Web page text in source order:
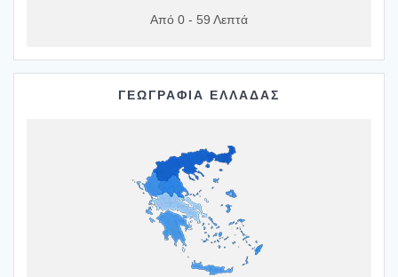
Από 0 - 59 Λεπτά
ΓΕΩΓΡΑΦΙΑ ΕΛΛΑΔΑΣ